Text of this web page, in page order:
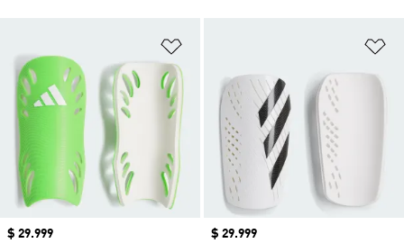
Precio
$ 29.999
Precio
$ 29.999